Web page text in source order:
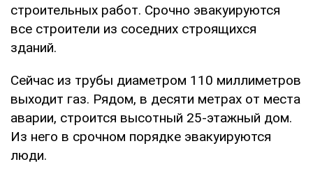
строительных работ. Срочно эвакуируются
все строители из соседних строящихся
зданий.
Сейчас из трубы диаметром 110 миллиметров
выходит газ. Рядом, в десяти метрах от места
аварии, строится высотный 25-этажный дом.
Из него в срочном порядке эвакуируются
люди.